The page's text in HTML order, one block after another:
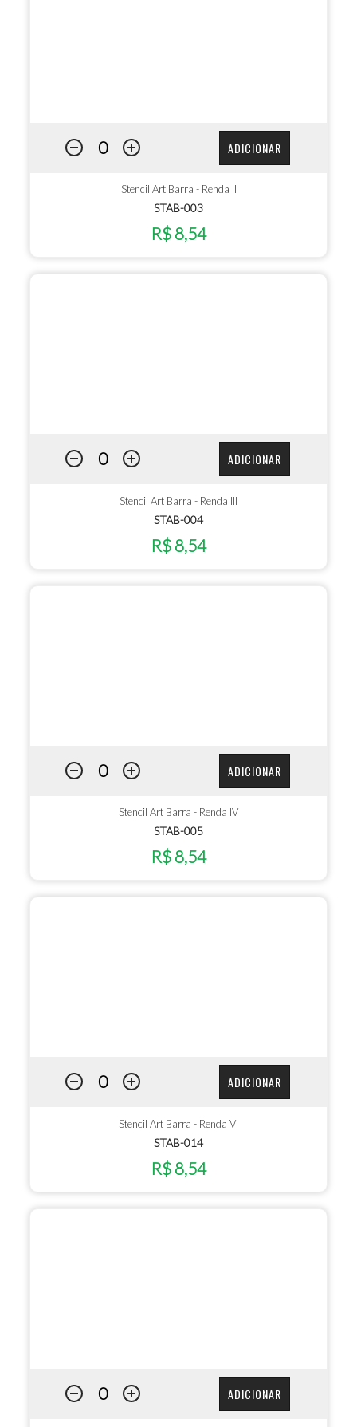
ADICIONAR
Stencil Art Barra - Renda II
STAB-003
R$ 8,54
ADICIONAR
Stencil Art Barra - Renda III
STAB-004
R$ 8,54
ADICIONAR
Stencil Art Barra - Renda IV
STAB-005
R$ 8,54
ADICIONAR
Stencil Art Barra - Renda VI
STAB-014
R$ 8,54
ADICIONAR